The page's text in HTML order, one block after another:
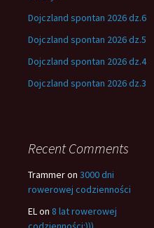
Dojczland spontan 2026 dz.6
Dojczland spontan 2026 dz.5
Dojczland spontan 2026 dz.4
Dojczland spontan 2026 dz.3
Recent Comments
Trammeron 3000 dni
rowerowej codzienności
ELon 8 lat rowerowej